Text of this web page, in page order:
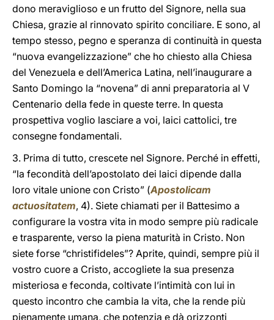
dono meraviglioso e un frutto del Signore, nella sua
Chiesa, grazie al rinnovato spirito conciliare. E sono, al
tempo stesso, pegno e speranza di continuità in questa
“nuova evangelizzazione” che ho chiesto alla Chiesa
del Venezuela e dell’America Latina, nell’inaugurare a
Santo Domingo la “novena” di anni preparatoria al V
Centenario della fede in queste terre. In questa
prospettiva voglio lasciare a voi, laici cattolici, tre
consegne fondamentali.
3. Prima di tutto, crescete nel Signore. Perché in effetti,
“la fecondità dell’apostolato dei laici dipende dalla
loro vitale unione con Cristo” (Apostolicam
actuositatem, 4). Siete chiamati per il Battesimo a
configurare la vostra vita in modo sempre più radicale
e trasparente, verso la piena maturità in Cristo. Non
siete forse “christifideles”? Aprite, quindi, sempre più il
vostro cuore a Cristo, accogliete la sua presenza
misteriosa e feconda, coltivate l’intimità con lui in
questo incontro che cambia la vita, che la rende più
pienamente umana, che potenzia e dà orizzonti